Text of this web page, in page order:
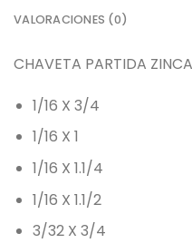
VALORACIONES (0)
CHAVETA PARTIDA
1/16 X 3/4
1/16 X 1
1/16 X 1.1/4
1/16 X 1.1/2
3/32 X 3/4